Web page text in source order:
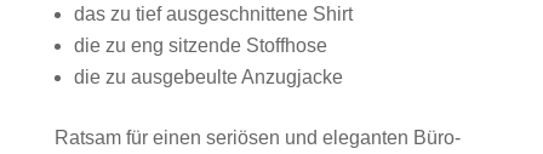
das zu tief ausgeschnittene Shirt
die zu eng sitzende Stoffhose
die zu ausgebeulte Anzugjacke
Ratsam für einen seriösen und eleganten Büro-